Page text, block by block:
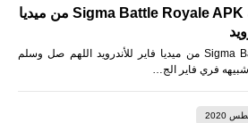
تنزيل لعبة Sigma Battle Royale APK من ميديا
تنزيل لعبة Sigma Battle Royale APK من ميديا فاير للأندرويد اللهم صل وسلم
فري فاير الج…